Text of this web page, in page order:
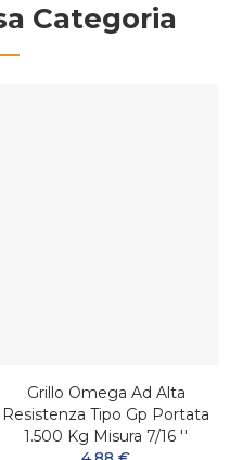
Categoria
Grillo Omega Ad Alta
Resistenza Tipo Gp Portata
1.500 Kg Misura 7/16 ''